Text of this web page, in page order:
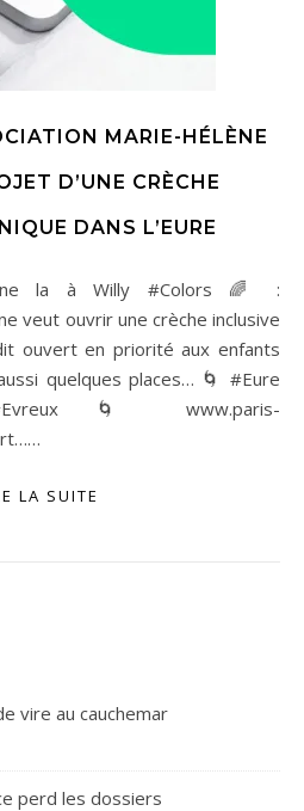
MARIE-HÉLÈNE
D’UNE CRÈCHE
DANS L’EURE
veut ouvrir une crèche inclusive
ouvert en priorité aux enfants
quelques places… 🌀 #Eure
#Evreux 🌀 www.paris-
LA SUITE
vire au cauchemar
perd les dossiers